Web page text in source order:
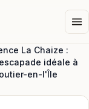
La Chaize :
idéale à
en-l'Île